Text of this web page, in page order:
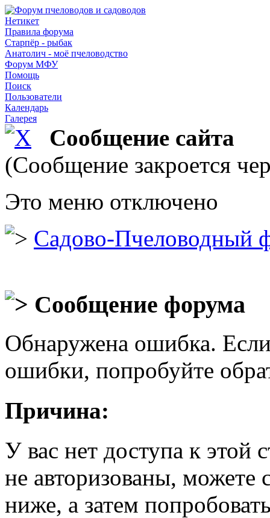
Нетикет
Правила форума
Старпёр - рыбак
Анатолич - моё пчеловодство
Форум МФУ
Помощь
Поиск
Пользователи
Календарь
Галерея
Сообщение сайта
(Сообщение закроется
Это меню отключено
Садово-Пчеловодный
Сообщение форума
Обнаружена ошибка.
ошибки, попробуйте
Причина:
У вас нет доступа к
не авторизованы, можете
ниже, а затем